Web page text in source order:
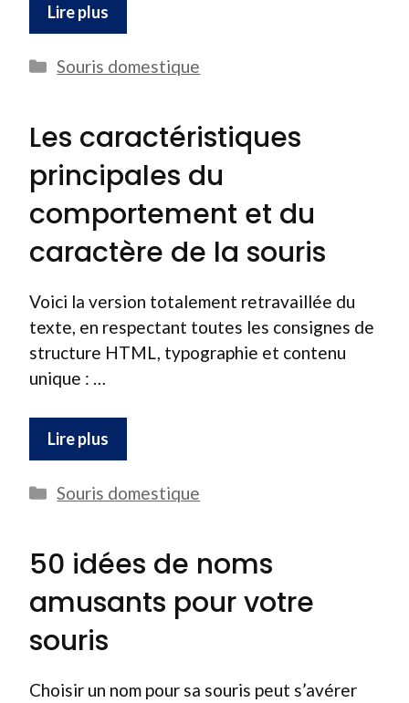
Lire plus
Catégories
Souris domestique
Les caractéristiques
principales du
comportement et du
caractère de la souris
Voici la version totalement retravaillée du
texte, en respectant toutes les consignes de
structure HTML, typographie et contenu
unique : …
Lire plus
Catégories
Souris domestique
50 idées de noms
amusants pour votre
souris
Choisir un nom pour sa souris peut s’avérer